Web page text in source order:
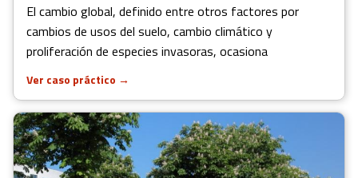
El cambio global, definido entre otros factores por
cambios de usos del suelo, cambio climático y
proliferación de especies invasoras, ocasiona
Ver caso práctico →